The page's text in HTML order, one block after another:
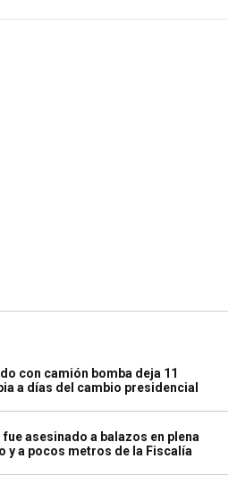
con camión bomba deja 11
a días del cambio presidencial
asesinado a balazos en plena
y a pocos metros de la Fiscalía